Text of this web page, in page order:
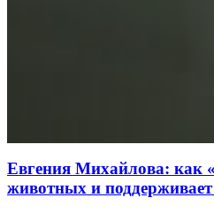
Евгения Михайлова: как
животных и